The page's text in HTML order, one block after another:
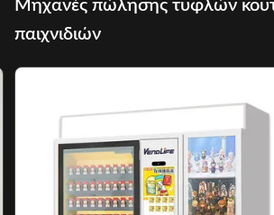
Μηχανές πώλησης τυφλών
παιχνιδιών